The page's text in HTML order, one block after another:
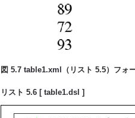
図 5.7 table1.xml（リスト 5.5）フォ
リスト 5.6 [ table1.dsl ]